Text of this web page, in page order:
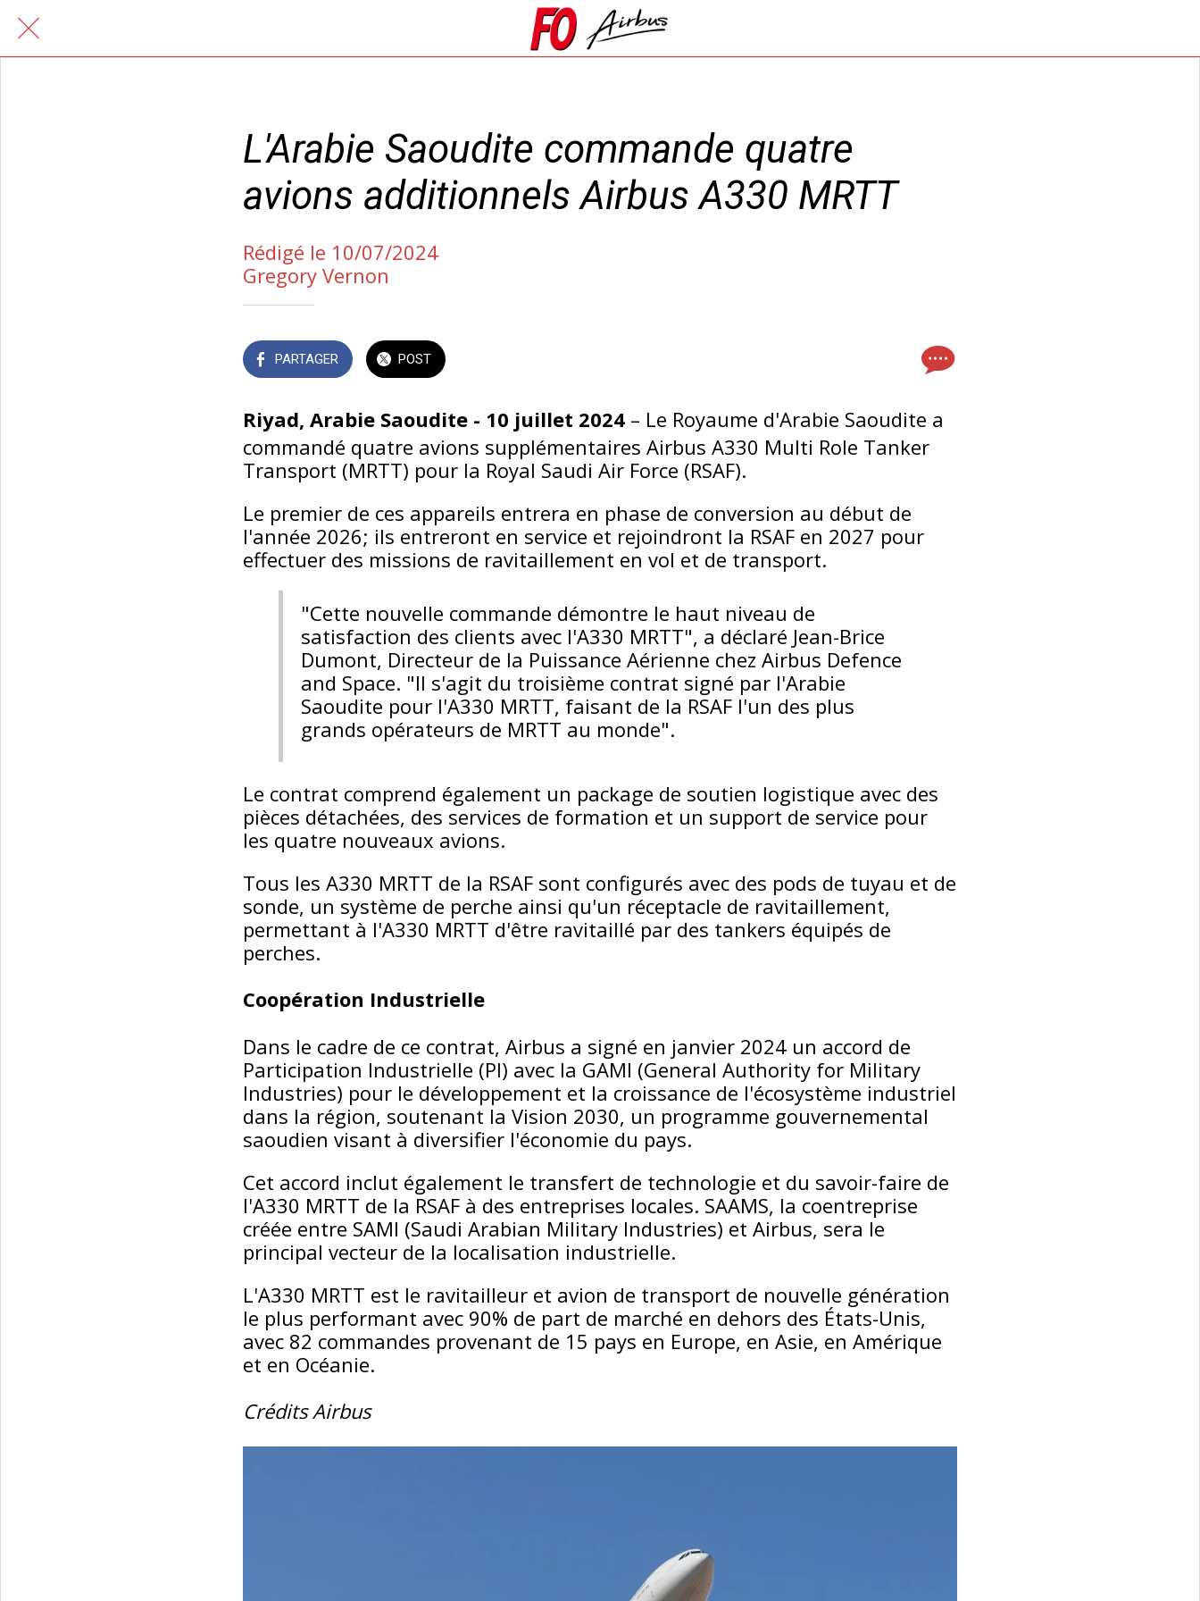
L'Arabie Saoudite commande quatre
avions additionnels Airbus A330 MRTT
Rédigé le 10/07/2024
Gregory Vernon
PARTAGER POST
Riyad, Arabie Saoudite - 10 juillet 2024 – Le Royaume d'Arabie Saoudite a
commandé quatre avions supplémentaires Airbus A330 Multi Role Tanker
Transport (MRTT) pour la Royal Saudi Air Force (RSAF).
Le premier de ces appareils entrera en phase de conversion au début de
l'année 2026; ils entreront en service et rejoindront la RSAF en 2027 pour
effectuer des missions de ravitaillement en vol et de transport.
"Cette nouvelle commande démontre le haut niveau de
satisfaction des clients avec l'A330 MRTT", a déclaré Jean-Brice
Dumont, Directeur de la Puissance Aérienne chez Airbus Defence
and Space. "Il s'agit du troisième contrat signé par l'Arabie
Saoudite pour l'A330 MRTT, faisant de la RSAF l'un des plus
grands opérateurs de MRTT au monde".
Le contrat comprend également un package de soutien logistique avec des
pièces détachées, des services de formation et un support de service pour
les quatre nouveaux avions.
Tous les A330 MRTT de la RSAF sont configurés avec des pods de tuyau et de
sonde, un système de perche ainsi qu'un réceptacle de ravitaillement,
permettant à l'A330 MRTT d'être ravitaillé par des tankers équipés de
perches.
Coopération Industrielle
Dans le cadre de ce contrat, Airbus a signé en janvier 2024 un accord de
Participation Industrielle (PI) avec la GAMI (General Authority for Military
Industries) pour le développement et la croissance de l'écosystème industriel
dans la région, soutenant la Vision 2030, un programme gouvernemental
saoudien visant à diversifier l'économie du pays.
Cet accord inclut également le transfert de technologie et du savoir-faire de
l'A330 MRTT de la RSAF à des entreprises locales. SAAMS, la coentreprise
créée entre SAMI (Saudi Arabian Military Industries) et Airbus, sera le
principal vecteur de la localisation industrielle.
L'A330 MRTT est le ravitailleur et avion de transport de nouvelle génération
le plus performant avec 90% de part de marché en dehors des États-Unis,
avec 82 commandes provenant de 15 pays en Europe, en Asie, en Amérique
et en Océanie.
Crédits Airbus